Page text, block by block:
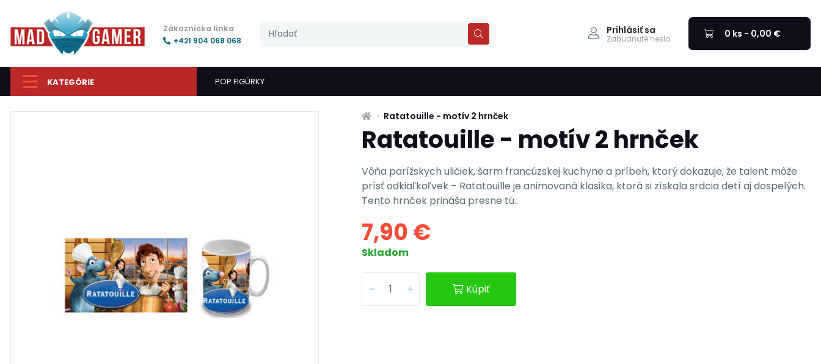
Zákaznícka linka
+421 904 068 068
Prihlásiť sa
Zabudnuté heslo 0 ks - 0,00 €
KATEGÓRIE POP FIGÚRKY
Ratatouille - motív 2 hrnček
Ratatouille - motív 2 hrnček
Vôňa parížskych uličiek, šarm francúzskej kuchyne a príbeh, ktorý dokazuje, že talent môže
prísť odkiaľkoľvek – Ratatouille je animovaná klasika, ktorá si získala srdcia detí aj dospelých.
Tento hrnček prináša presne tú..
7,90 €
Skladom
Kúpiť